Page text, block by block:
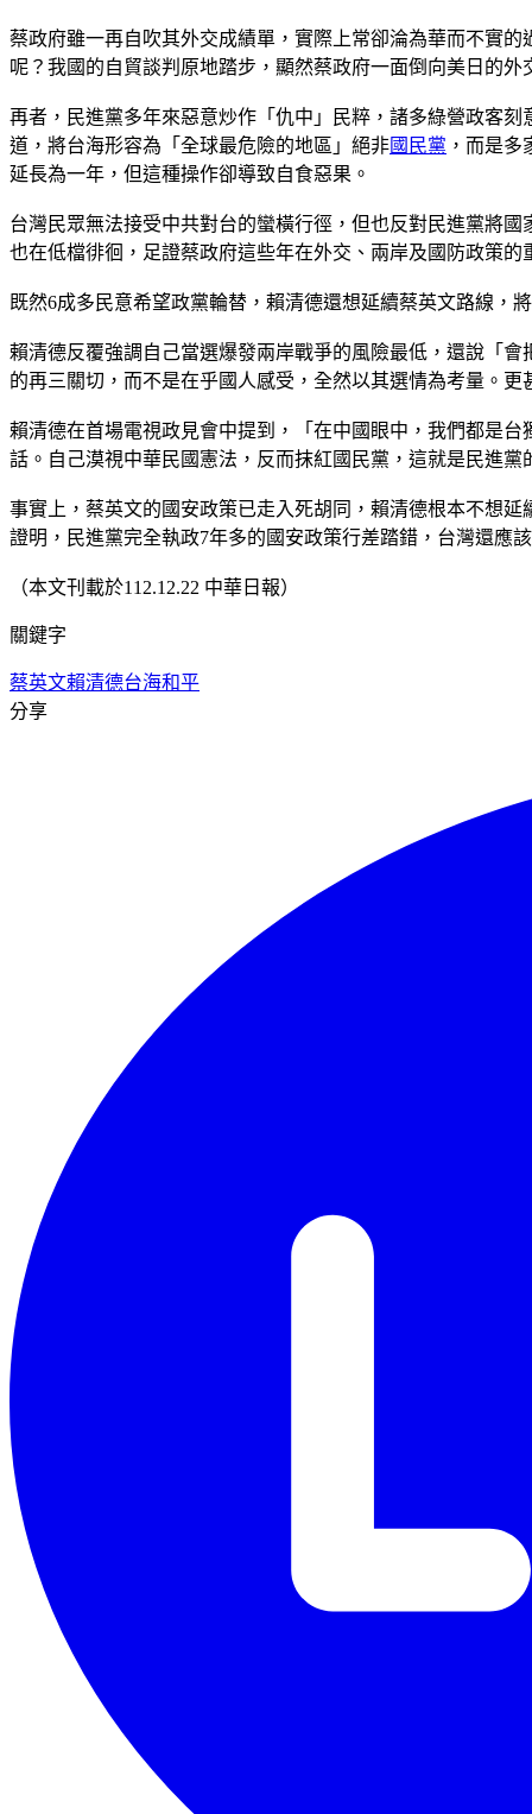
蔡政府雖一再自吹其外交成績單，實際上常卻淪為華而不實的
呢？我國的自貿談判原地踏步，顯然蔡政府一面倒向美日的
再者，民進黨多年來惡意炒作「仇中」民粹，諸多綠營政客
道，將台海形容為「全球最危險的地區」絕非國民黨 ，而是
延長為一年，但這種操作卻導致自食惡果。
台灣民眾無法接受中共對台的蠻橫行徑，但也反對民進黨將
也在低檔徘徊，足證蔡政府這些年在外交、兩岸及國防政策的
既然6成多民意希望政黨輪替，賴清德還想延續蔡英文路線，
賴清德反覆強調自己當選爆發兩岸戰爭的風險最低，還說「
的再三關切，而不是在乎國人感受，全然以其選情為考量。
賴清德在首場電視政見會中提到，「在中國眼中，我們都是
話。自己漠視中華民國憲法，反而抹紅國民黨，這就是民進
事實上，蔡英文的國安政策已走入死胡同，賴清德根本不想
證明，民進黨完全執政7年多的國安政策行差踏錯，台灣還應
（本文刊載於112.12.22 中華日報）
關鍵字
蔡英文賴清德台海和平
分享